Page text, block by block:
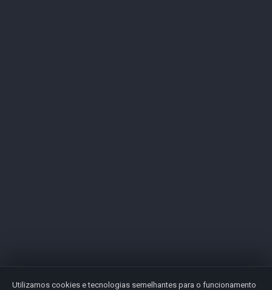
Utilizamos cookies e tecnologias semelhantes para o funcionamento